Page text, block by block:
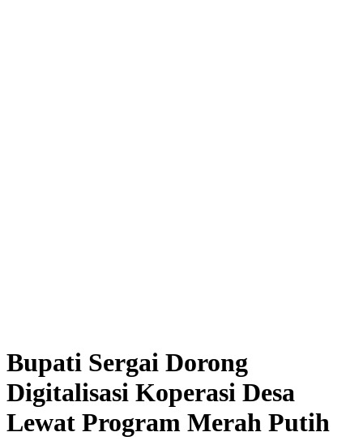
Bupati Sergai Dorong
Digitalisasi Koperasi Desa
Lewat Program Merah Putih